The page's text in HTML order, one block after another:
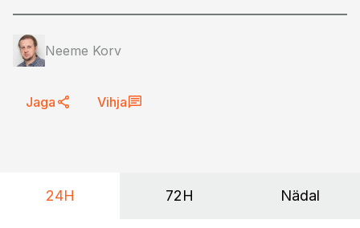
Neeme Korv
Jaga Vihja
24H 72H Nädal